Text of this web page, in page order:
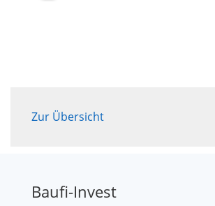
Zur Übersicht
Baufi-Invest